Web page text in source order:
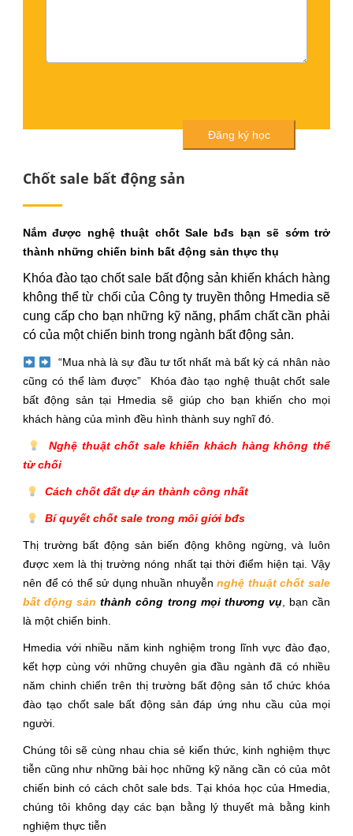
Chốt sale bất động sản
Nắm được nghệ thuật chốt Sale bđs bạn sẽ sớm trở
thành những chiến binh bất động sản thực thụ
Khóa đào tạo chốt sale bất động sản khiến khách hàng
không thể từ chối của Công ty truyền thông Hmedia sẽ
cung cấp cho bạn những kỹ năng, phẩm chất cần phải
có của một chiến binh trong ngành bất động sản.
“Mua nhà là sự đầu tư tốt nhất mà bất kỳ cá nhân nào
cũng có thể làm được” Khóa đào tạo nghệ thuật chốt sale
bất động sản tại Hmedia sẽ giúp cho bạn khiến cho mọi
khách hàng của mình đều hình thành suy nghĩ đó.
Nghệ thuật chốt sale khiến khách hàng không thể
từ chối
Cách chốt đất dự án thành công nhất
Bí quyết chốt sale trong môi giới bđs
Thị trường bất động sản biến động không ngừng, và luôn
được xem là thị trường nóng nhất tại thời điểm hiện tại. Vậy
nên để có thể sử dụng nhuần nhuyễnnghệ thuật chốt sale
bất động sản thành công trong mọi thương vụ, bạn cần
là một chiến binh.
Hmedia với nhiều năm kinh nghiệm trong lĩnh vực đào đạo,
kết hợp cùng với những chuyên gia đầu ngành đã có nhiều
năm chinh chiến trên thị trường bất động sản tổ chức khóa
đào tạo chốt sale bất động sản đáp ứng nhu cầu của mọi
người.
Chúng tôi sẽ cùng nhau chia sẻ kiến thức, kinh nghiệm thực
tiễn cũng như những bài học những kỹ năng cần có của môt
chiến binh có cách chôt sale bds. Tại khóa học của Hmedia,
chúng tôi không dạy các bạn bằng lý thuyết mà bằng kinh
nghiệm thực tiễn